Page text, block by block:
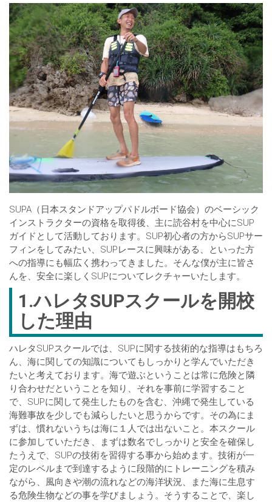
SUPA（日本スタンドアップパドルボード協会）のベーシック
インストラクターの資格を取得後、主に読谷村を中心にSUP
ガイドとして活動しております。SUP初心者の方からSUPサー
フィンをしてみたい、SUPレースに興味がある、といった方
への指導にも幅広く携わってきました。そんな僕が主に皆さ
んを、安全に楽しくSUPについてレクチャーいたします。
1.ハレタSUPスクールを開校
した理由
ハレタSUPスクールでは、SUPに関する技術的な指導はもちろ
ん、海に関しての知識についてもしっかりと学んでいただき
たいと考えております。海で遊ぶということは常に危険と隣
り合わせだということを知り、それを事前に学習すること
で、SUPに関して発生したものを含む、沖縄で発生している
海難事故を少しでも減らしたいと思うからです。その為にま
ずは、慣れないうちは海に１人では出ないこと。本スクール
に参加していただき、まずは数名でしっかりと安全を確保し
たうえで、SUPの技術を習得する事から始めます。技術が一
定のレベルまで到達するように段階的にトレーニングを積み
ながら、風向きや潮の流れなどの海洋状況、また海に生息す
る危険生物などの事を学びましょう。そうすることで、楽し